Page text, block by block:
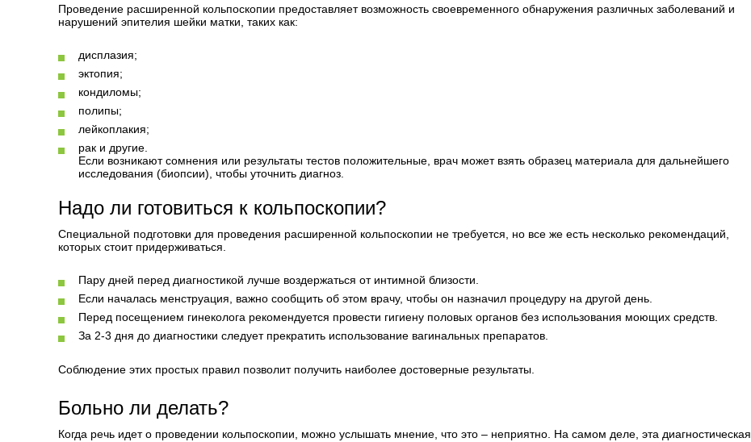
Проведение расширенной кольпоскопии предоставляет возможность своевременного обнаружения различных заболеваний и
нарушений эпителия шейки матки, таких как:
дисплазия;
эктопия;
кондиломы;
полипы;
лейкоплакия;
рак и другие.
Если возникают сомнения или результаты тестов положительные, врач может взять образец материала для дальнейшего
исследования (биопсии), чтобы уточнить диагноз.
Надо ли готовиться к кольпоскопии?
Специальной подготовки для проведения расширенной кольпоскопии не требуется, но все же есть несколько рекомендаций,
которых стоит придерживаться.
Пару дней перед диагностикой лучше воздержаться от интимной близости.
Если началась менструация, важно сообщить об этом врачу, чтобы он назначил процедуру на другой день.
Перед посещением гинеколога рекомендуется провести гигиену половых органов без использования моющих средств.
За 2-3 дня до диагностики следует прекратить использование вагинальных препаратов.
Соблюдение этих простых правил позволит получить наиболее достоверные результаты.
Больно ли делать?
Когда речь идет о проведении кольпоскопии, можно услышать мнение, что это – неприятно. На самом деле, эта диагностическая